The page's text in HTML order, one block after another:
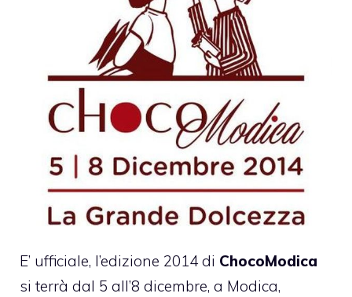
E’ ufficiale, l’edizione 2014 di ChocoModica
si terrà dal 5 all’8 dicembre, a Modica,